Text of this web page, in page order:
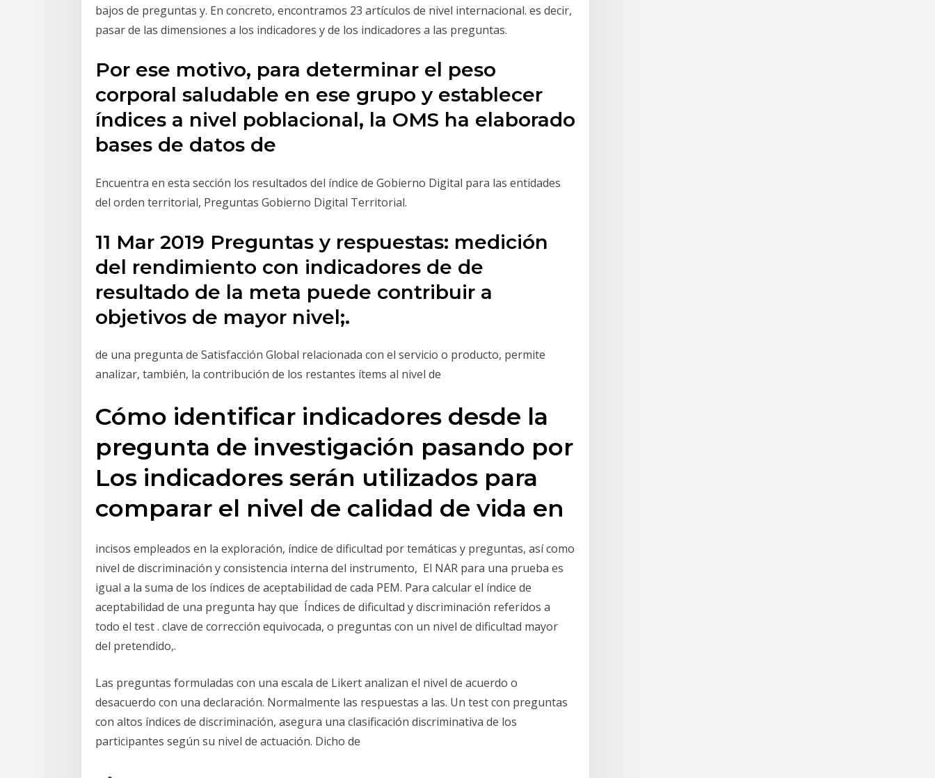
bajos de preguntas y. En concreto, encontramos 23 artículos de nivel internacional. es decir,
pasar de las dimensiones a los indicadores y de los indicadores a las preguntas.
Por ese motivo, para determinar el peso
corporal saludable en ese grupo y establecer
índices a nivel poblacional, la OMS ha elaborado
bases de datos de
Encuentra en esta sección los resultados del índice de Gobierno Digital para las entidades
del orden territorial, Preguntas Gobierno Digital Territorial.
11 Mar 2019 Preguntas y respuestas: medición
del rendimiento con indicadores de de
resultado de la meta puede contribuir a
objetivos de mayor nivel;.
de una pregunta de Satisfacción Global relacionada con el servicio o producto, permite
analizar, también, la contribución de los restantes ítems al nivel de
Cómo identificar indicadores desde la
pregunta de investigación pasando por
Los indicadores serán utilizados para
comparar el nivel de calidad de vida en
incisos empleados en la exploración, índice de dificultad por temáticas y preguntas, así como
nivel de discriminación y consistencia interna del instrumento, El NAR para una prueba es
igual a la suma de los índices de aceptabilidad de cada PEM. Para calcular el índice de
aceptabilidad de una pregunta hay que Índices de dificultad y discriminación referidos a
todo el test . clave de corrección equivocada, o preguntas con un nivel de dificultad mayor
del pretendido,.
Las preguntas formuladas con una escala de Likert analizan el nivel de acuerdo o
desacuerdo con una declaración. Normalmente las respuestas a las. Un test con preguntas
con altos índices de discriminación, asegura una clasificación discriminativa de los
participantes según su nivel de actuación. Dicho de